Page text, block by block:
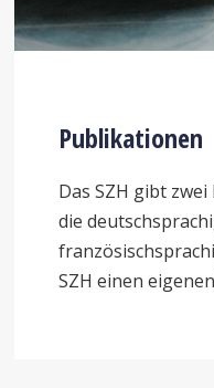
Publikationen
Das SZH gibt
die
SZH einen